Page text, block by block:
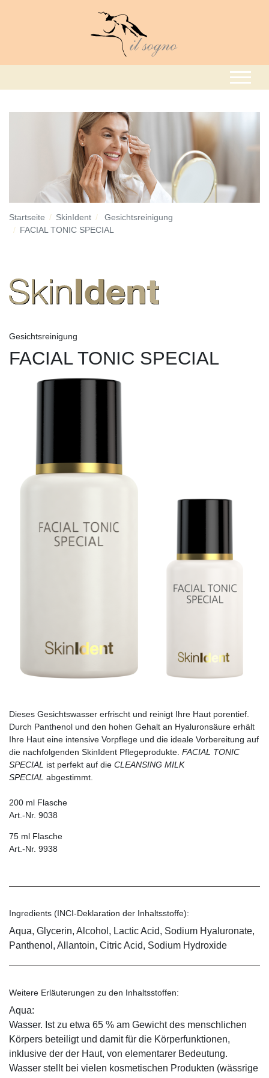
Startseite SkinIdent
Gesichtsreinigung
FACIAL TONIC SPECIAL
Gesichtsreinigung
FACIAL TONIC SPECIAL
Dieses Gesichtswasser erfrischt und reinigt Ihre Haut porentief.
Durch Panthenol und den hohen Gehalt an Hyaluronsäure erhält
Ihre Haut eine intensive Vorpflege und die ideale Vorbereitung auf
die nachfolgenden SkinIdent Pflegeprodukte. FACIAL TONIC
SPECIAL ist perfekt auf die CLEANSING MILK
SPECIAL abgestimmt.
200 ml Flasche
Art.-Nr. 9038
75 ml Flasche
Art.-Nr. 9938
Ingredients (INCI-Deklaration der Inhaltsstoffe):
Aqua, Glycerin, Alcohol, Lactic Acid, Sodium Hyaluronate,
Panthenol, Allantoin, Citric Acid, Sodium Hydroxide
Weitere Erläuterungen zu den Inhaltsstoffen:
Aqua:
Wasser. Ist zu etwa 65 % am Gewicht des menschlichen
Körpers beteiligt und damit für die Körperfunktionen,
inklusive der der Haut, von elementarer Bedeutung.
Wasser stellt bei vielen kosmetischen Produkten (wässrige